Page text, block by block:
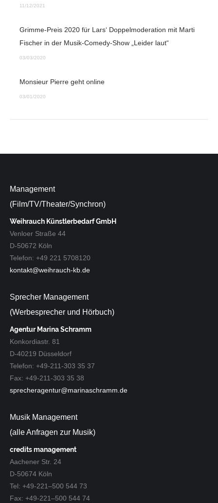
11/12/2021
Grimme-Preis 2020 für Lars‘ Doppelmoderation mit Marti
Fischer in der Musik-Comedy-Show „Leider laut“
03/03/2020
Monsieur Pierre geht online
03/01/2020
Management
(Film/TV/Theater/Synchron)
Weihrauch Künstlerbedarf GmbH
Venloer Straße 44
D-50672 Köln
Telefon: +49 221 5708120
kontakt@weihrauch-kb.de
Sprecher Management
(Werbesprecher und Hörbuch)
Agentur Marina Schramm
Konkordiastr. 81
D-40219 Düsseldorf
Telefon: +49-211-303 35 37
Fax: +49-211-303 35 38
sprecheragentur@marinaschramm.de
Musik Management
(alle Anfragen zur Musik)
credits management
Aachener Str. 24
D-50674 Köln
Tel: +49-221–500 544 73
Fax: +49-221–500 544 74